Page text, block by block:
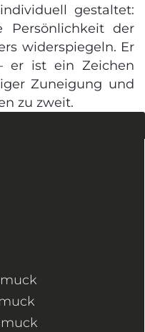
gestaltet:
Persönlichkeit der
widerspiegeln. Er
er ist ein Zeichen
Zuneigung und
zu zweit.